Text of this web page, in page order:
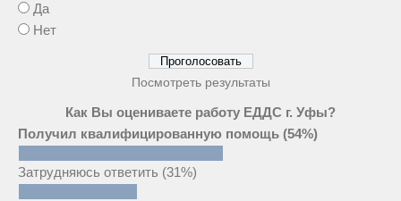
Да
Нет
Посмотреть результаты
Как Вы оцениваете работу ЕДДС г. Уфы?
Получил квалифицированную помощь (54%)
Затрудняюсь ответить (31%)